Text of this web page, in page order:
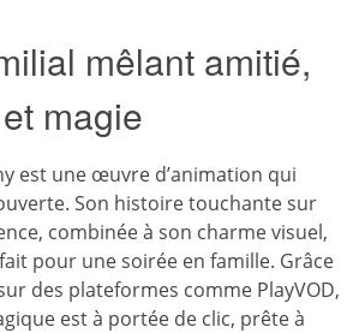
mêlant amitié,
magie
est une œuvre d’animation qui
Son histoire touchante sur
combinée à son charme visuel,
pour une soirée en famille. Grâce
des plateformes comme PlayVOD,
est à portée de clic, prête à